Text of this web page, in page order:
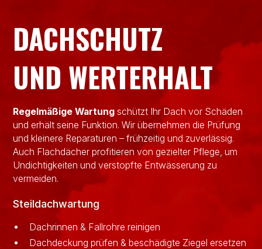
DACHSCHUTZ
UND WERTERHALT
Regelmäßige Wartung schützt Ihr Dach vor Schäden
und erhält seine Funktion. Wir übernehmen die Prüfung
und kleinere Reparaturen – frühzeitig und zuverlässig.
Auch Flachdächer profitieren von gezielter Pflege, um
Undichtigkeiten und verstopfte Entwässerung zu
vermeiden.
Steildachwartung
Dachrinnen & Fallrohre reinigen
Dachdeckung prüfen & beschädigte Ziegel ersetzen